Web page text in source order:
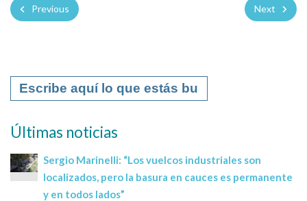
Previous Next
Últimas noticias
Sergio Marinelli: “Los vuelcos industriales son
localizados, pero la basura en cauces es permanente
y en todos lados”